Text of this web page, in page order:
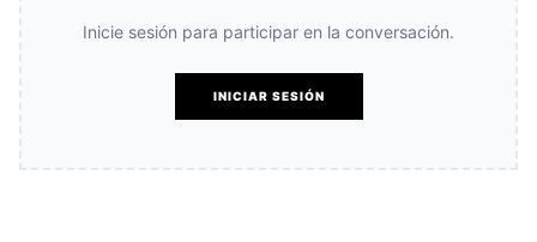
Inicie sesión para participar en la conversación.
INICIAR SESIÓN